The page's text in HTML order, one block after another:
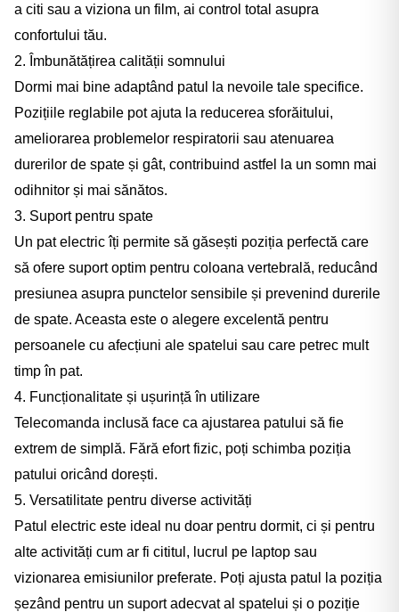
a citi sau a viziona un film, ai control total asupra
confortului tău.
2. Îmbunătățirea calității somnului
Dormi mai bine adaptând patul la nevoile tale specifice.
Pozițiile reglabile pot ajuta la reducerea sforăitului,
ameliorarea problemelor respiratorii sau atenuarea
durerilor de spate și gât, contribuind astfel la un somn mai
odihnitor și mai sănătos.
3. Suport pentru spate
Un pat electric îți permite să găsești poziția perfectă care
să ofere suport optim pentru coloana vertebrală, reducând
presiunea asupra punctelor sensibile și prevenind durerile
de spate. Aceasta este o alegere excelentă pentru
persoanele cu afecțiuni ale spatelui sau care petrec mult
timp în pat.
4. Funcționalitate și ușurință în utilizare
Telecomanda inclusă face ca ajustarea patului să fie
extrem de simplă. Fără efort fizic, poți schimba poziția
patului oricând dorești.
5. Versatilitate pentru diverse activități
Patul electric este ideal nu doar pentru dormit, ci și pentru
alte activități cum ar fi cititul, lucrul pe laptop sau
vizionarea emisiunilor preferate. Poți ajusta patul la poziția
șezând pentru un suport adecvat al spatelui și o poziție